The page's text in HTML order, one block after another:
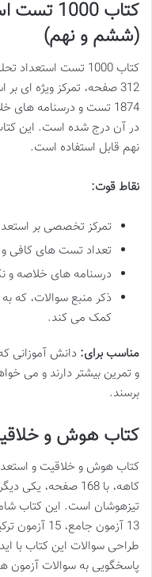
کتاب
(ششم و نهم)
کتاب 1000 تست
312 صفحه، تمرکز ویژه ای
1874 تست و درسنامه
در آن درج شده است. این
نهم قابل استفاده است.
نقاط قوت:
تمرکز تخصصی بر
تعداد تست های کافی و متنوع
درسنامه های خلاصه و
ذکر منبع سوالات، که
کمک می کند.
مناسب برای: دانش آموزانی
و تمرین بیشتر دارند و می
برسند.
کتاب هوش و
کتاب هوش و خلاقیت و
کاهه، با 168 صفحه،
تیزهوشان است. این کتاب
طراحی سوالات این کتاب با
پاسخگویی به سوالات